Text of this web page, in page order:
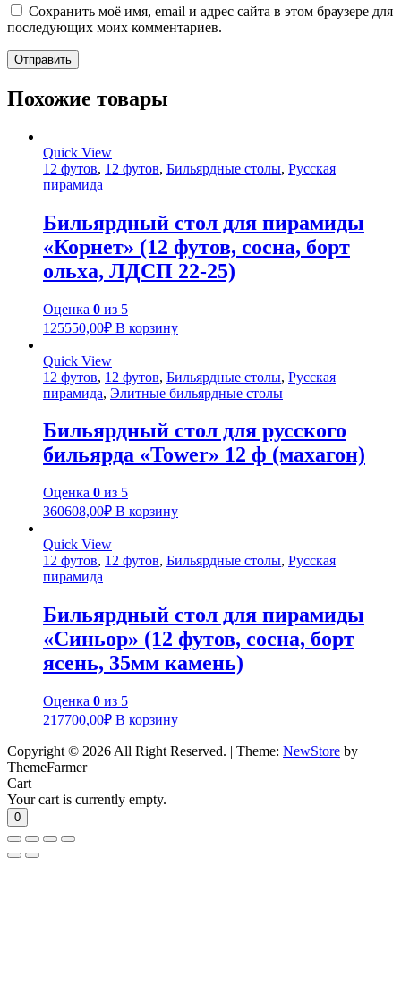
Сохранить моё имя, email и адрес сайта в этом браузере для
последующих моих комментариев.
Похожие товары
Quick View
12 футов, 12 футов, Бильярдные столы, Русская
пирамида
Бильярдный стол для пирамиды
«Корнет» (12 футов, сосна, борт
ольха, ЛДСП 22-25)
Оценка 0 из 5
125550,00₽ В корзину
Quick View
12 футов, 12 футов, Бильярдные столы, Русская
пирамида, Элитные бильярдные столы
Бильярдный стол для русского
бильярда «Tower» 12 ф (махагон)
Оценка 0 из 5
360608,00₽ В корзину
Quick View
12 футов, 12 футов, Бильярдные столы, Русская
пирамида
Бильярдный стол для пирамиды
«Синьор» (12 футов, сосна, борт
ясень, 35мм камень)
Оценка 0 из 5
217700,00₽ В корзину
Copyright © 2026 All Right Reserved. | Theme: NewStore by
ThemeFarmer
Cart
Your cart is currently empty.
0